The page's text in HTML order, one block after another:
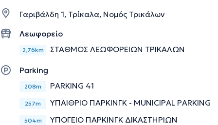
Γαριβάλδη 1, Τρίκαλα, Νομός Τρικάλων
Λεωφορείο
2,76km ΣΤΑΘΜΟΣ ΛΕΩΦΟΡΕΙΩΝ ΤΡΙΚΑΛΩΝ
Parking
208m PARKING 41
257m ΥΠΑΙΘΡΙΟ ΠΑΡΚΙΝΓΚ - MUNICIPAL PARKING
504m ΥΠΟΓΕΙΟ ΠΑΡΚΙΝΓΚ ΔΙΚΑΣΤΗΡΙΩΝ